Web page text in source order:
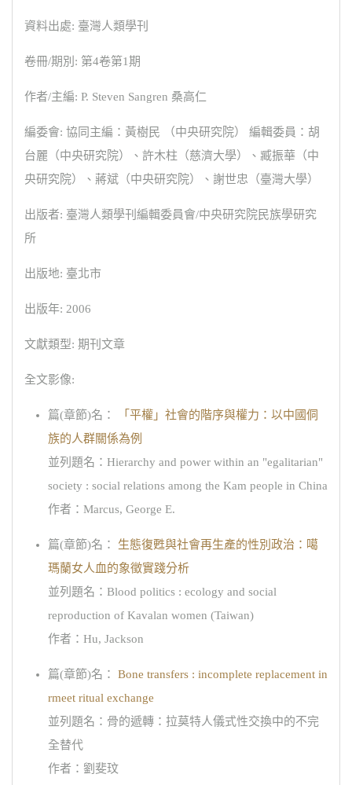
資料出處: 臺灣人類學刊
卷冊/期別: 第4卷第1期
作者/主編: P. Steven Sangren 桑高仁
編委會: 協同主編：黃樹民 （中央研究院） 編輯委員：胡
台麗（中央研究院）、許木柱（慈濟大學）、臧振華（中
央研究院）、蔣斌（中央研究院）、謝世忠（臺灣大學）
出版者: 臺灣人類學刊編輯委員會/中央研究院民族學研究
所
出版地: 臺北市
出版年: 2006
文獻類型: 期刊文章
全文影像:
篇(章節)名：
「平權」社會的階序與權力：以中國侗
族的人群關係為例
並列題名：Hierarchy and power within an "egalitarian"
society : social relations among the Kam people in China
作者：Marcus, George E.
篇(章節)名：
生態復甦與社會再生產的性別政治：噶
瑪蘭女人血的象徵實踐分析
並列題名：Blood politics : ecology and social
reproduction of Kavalan women (Taiwan)
作者：Hu, Jackson
篇(章節)名：
Bone transfers : incomplete replacement in
rmeet ritual exchange
並列題名：骨的遞轉：拉莫特人儀式性交換中的不完
全替代
作者：劉斐玟